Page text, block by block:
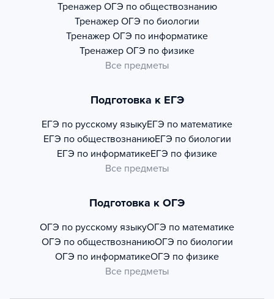
Тренажер ОГЭ по обществознанию
Тренажер ОГЭ по биологии
Тренажер ОГЭ по информатике
Тренажер ОГЭ по физике
Все предметы
Подготовка к ЕГЭ
ЕГЭ по русскому языкуЕГЭ по математике
ЕГЭ по обществознаниюЕГЭ по биологии
ЕГЭ по информатикеЕГЭ по физике
Все предметы
Подготовка к ОГЭ
ОГЭ по русскому языкуОГЭ по математике
ОГЭ по обществознаниюОГЭ по биологии
ОГЭ по информатикеОГЭ по физике
Все предметы